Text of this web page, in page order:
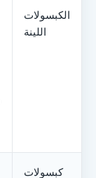
الكبسولات
اللينة
كبسولات